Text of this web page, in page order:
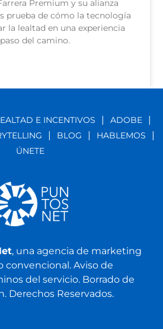
Premium y su alianza
prueba de cómo la tecnología
la lealtad en una experiencia
del camino.
E INCENTIVOS | ADOBE |
| BLOG | HABLEMOS |
ÚNETE
, una agencia de marketing
convencional. Aviso de
del servicio. Borrado de
Derechos Reservados.